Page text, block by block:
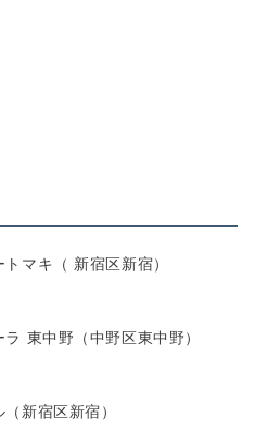
マキ（ 新宿区新宿）
東中野（中野区東中野）
新宿区新宿）